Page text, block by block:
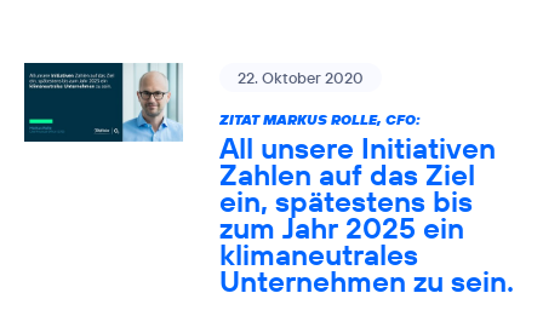
22. Oktober 2020
ZITAT MARKUS ROLLE, CFO:
All unsere Initiativen
Zahlen auf das Ziel
ein, spätestens bis
zum Jahr 2025 ein
klimaneutrales
Unternehmen zu sein.